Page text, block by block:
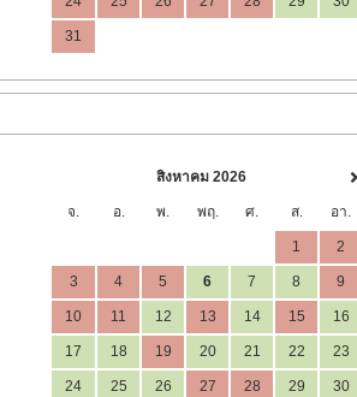
31
สิงหาคม 2026
จ. อ. พ. พฤ. ศ. ส. อา.
1 2
3 4 5 6 7 8 9
10 11 12 13 14 15 16
17 18 19 20 21 22 23
24 25 26 27 28 29 30